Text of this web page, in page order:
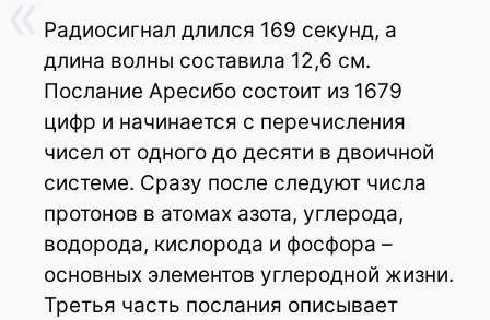
Радиосигнал длился 169 секунд, а
длина волны составила 12,6 см.
Послание Аресибо состоит из 1679
цифр и начинается с перечисления
чисел от одного до десяти в двоичной
системе. Сразу после следуют числа
протонов в атомах азота, углерода,
водорода, кислорода и фосфора –
основных элементов углеродной жизни.
Третья часть послания описывает